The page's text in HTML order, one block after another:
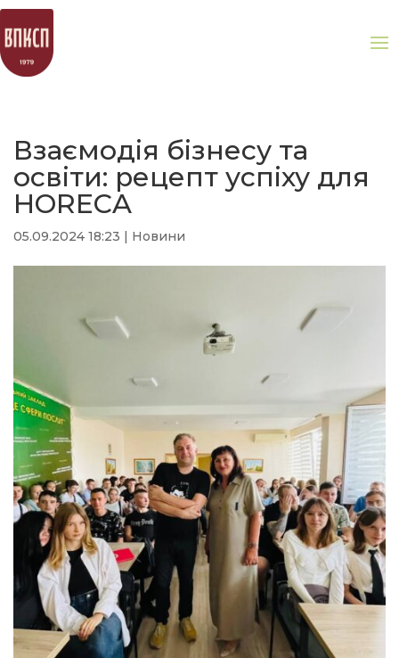
Взаємодія бізнесу та
освіти: рецепт успіху для
HORECA
05.09.2024 18:23 Новини